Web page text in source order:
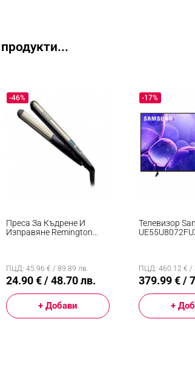
Преса За Къдрене И
Изправяне Remington
Златист/черен
-46%
ПЦД: 45.96 € / 89.89 лв.
24.90 € / 48.70 лв.
+ Добави
Телевизор
Черен
-17%
ПЦД: 460.12 € /
379.99 € /
+